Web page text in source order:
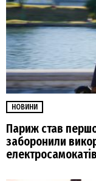
НОВИНИ
Париж став
заборонили
електросамокатів